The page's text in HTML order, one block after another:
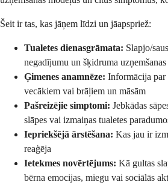
Šeit ir tas, kas jāņem līdzi un jāapspriež:
Tualetes dienasgrāmata: Slapjo/
negadījumu un šķidruma
Ģimenes anamnēze: Informācija par
vecākiem vai brāļiem un māsām
Pašreizējie simptomi: Jebkādas
slāpes vai izmaiņas tualetes
Iepriekšējā ārstēšana: Kas jau ir
reaģēja
Ietekmes novērtējums: Kā gultas
bērna emocijas, miegu vai sociālās